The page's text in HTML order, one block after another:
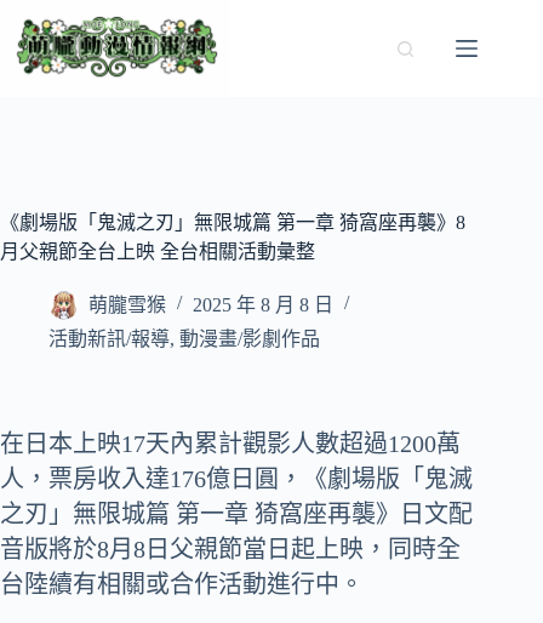
至
《劇場版「鬼滅之刃」無限城篇 第一章 猗窩座再襲》8
月父親節全台上映 全台相關活動彙整
萌朧雪猴
2025 年 8 月 8 日
活動新訊/報導, 動漫畫/影劇作品
在日本上映17天內累計觀影人數超過1200萬
人，票房收入達176億日圓，《劇場版「鬼滅
之刃」無限城篇 第一章 猗窩座再襲》日文配
音版將於8月8日父親節當日起上映，同時全
台陸續有相關或合作活動進行中。